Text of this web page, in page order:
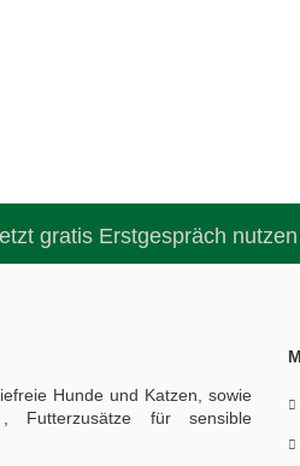
gratis Erstgespräch
Hunde und Katzen, sowie
Futterzusätze für sensible